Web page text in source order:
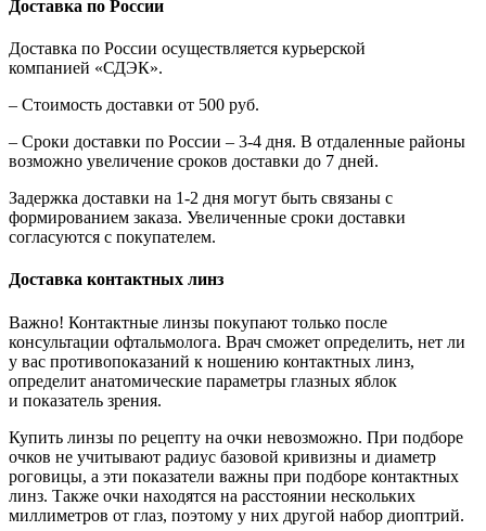
Доставка по России
Доставка по России осуществляется курьерской
компанией «СДЭК».
– Стоимость доставки от 500 руб.
– Сроки доставки по России – 3-4 дня. В отдаленные районы
возможно увеличение сроков доставки до 7 дней.
Задержка доставки на 1-2 дня могут быть связаны с
формированием заказа. Увеличенные сроки доставки
согласуются с покупателем.
Доставка контактных линз
Важно! Контактные линзы покупают только после
консультации офтальмолога. Врач сможет определить, нет ли
у вас противопоказаний к ношению контактных линз,
определит анатомические параметры глазных яблок
и показатель зрения.
Купить линзы по рецепту на очки невозможно. При подборе
очков не учитывают радиус базовой кривизны и диаметр
роговицы, а эти показатели важны при подборе контактных
линз. Также очки находятся на расстоянии нескольких
миллиметров от глаз, поэтому у них другой набор диоптрий.